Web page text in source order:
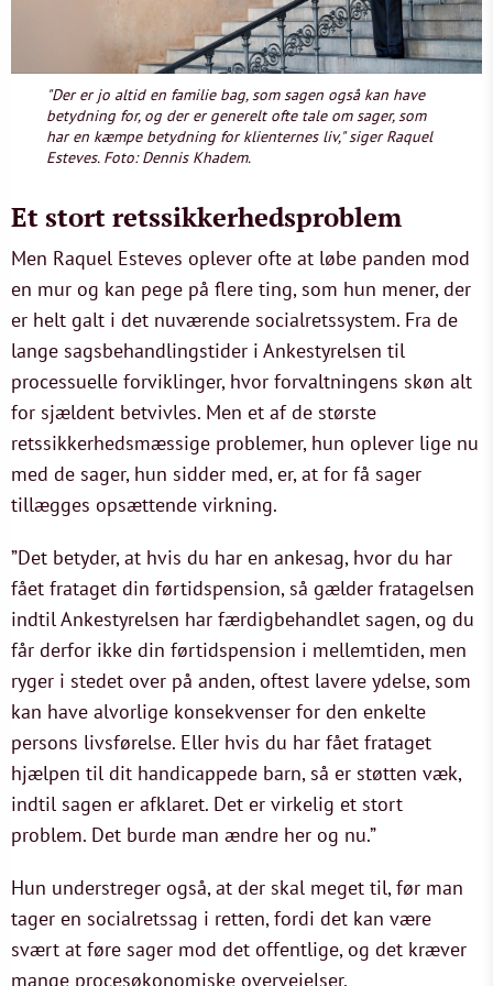
"Der er jo altid en familie bag, som sagen også kan have
betydning for, og der er generelt ofte tale om sager, som
har en kæmpe betydning for klienternes liv," siger Raquel
Esteves. Foto: Dennis Khadem.
Et stort retssikkerhedsproblem
Men Raquel Esteves oplever ofte at løbe panden mod
en mur og kan pege på flere ting, som hun mener, der
er helt galt i det nuværende socialretssystem. Fra de
lange sagsbehandlingstider i Ankestyrelsen til
processuelle forviklinger, hvor forvaltningens skøn alt
for sjældent betvivles. Men et af de største
retssikkerhedsmæssige problemer, hun oplever lige nu
med de sager, hun sidder med, er, at for få sager
tillægges opsættende virkning.
”Det betyder, at hvis du har en ankesag, hvor du har
fået frataget din førtidspension, så gælder fratagelsen
indtil Ankestyrelsen har færdigbehandlet sagen, og du
får derfor ikke din førtidspension i mellemtiden, men
ryger i stedet over på anden, oftest lavere ydelse, som
kan have alvorlige konsekvenser for den enkelte
persons livsførelse. Eller hvis du har fået frataget
hjælpen til dit handicappede barn, så er støtten væk,
indtil sagen er afklaret. Det er virkelig et stort
problem. Det burde man ændre her og nu.”
Hun understreger også, at der skal meget til, før man
tager en socialretssag i retten, fordi det kan være
svært at føre sager mod det offentlige, og det kræver
mange procesøkonomiske overvejelser.